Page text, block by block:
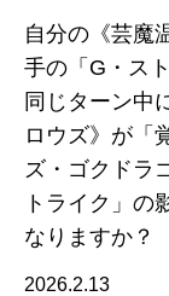
自分の《芸魔
手の「G・ス
同じターン中
ロウズ》が「
ズ・ゴクドラ
トライク」の
なりますか？
2026.2.13